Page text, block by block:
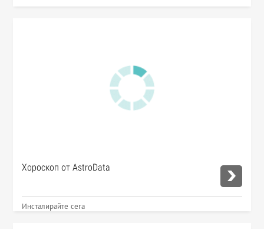
Хороскоп от AstroData
Инсталирайте сега